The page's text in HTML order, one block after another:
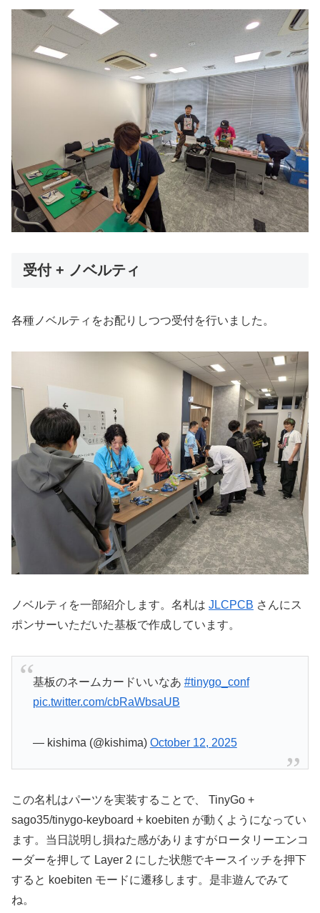
受付 + ノベルティ
各種ノベルティをお配りしつつ受付を行いました。
ノベルティを一部紹介します。名札は JLCPCB さんにス
ポンサーいただいた基板で作成しています。
基板のネームカードいいなあ #tinygo_conf
pic.twitter.com/cbRaWbsaUB
— kishima (@kishima) October 12, 2025
この名札はパーツを実装することで、 TinyGo +
sago35/tinygo-keyboard + koebiten が動くようになってい
ます。当日説明し損ねた感がありますがロータリーエンコ
ーダーを押して Layer 2 にした状態でキースイッチを押下
すると koebiten モードに遷移します。是非遊んでみて
ね。